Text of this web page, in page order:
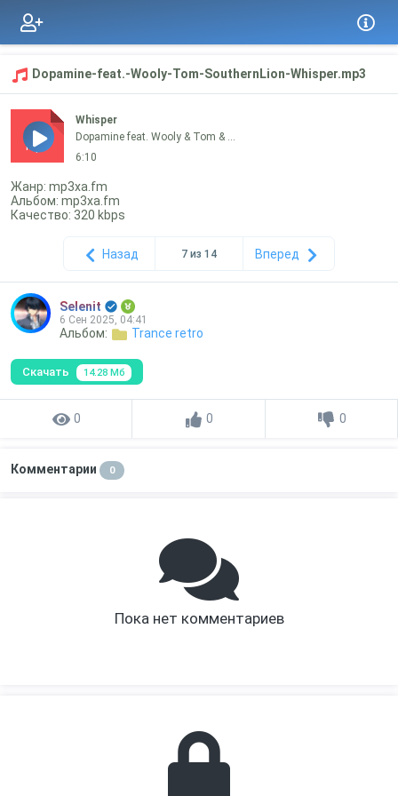
Dopamine-feat.-Wooly-Tom-SouthernLion-Whisper.mp3
mp3
Whisper
Dopamine feat. Wooly & Tom & ...
6:10
Жанр: mp3xa.fm
Альбом: mp3xa.fm
Качество: 320 kbps
Назад 7 из 14 Вперед
Selenit
6 Сен 2025, 04:41
Альбом: Trance retro
Скачать 14.28 Мб
0 0 0
Комментарии 0
Пока нет комментариев